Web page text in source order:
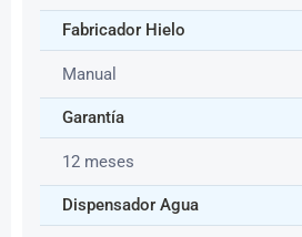
Fabricador Hielo
Manual
Garantía
12 meses
Dispensador Agua